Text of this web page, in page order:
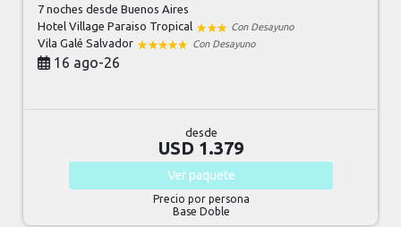
7 nochesdesde Buenos Aires
Hotel Village Paraiso Tropical
Con Desayuno
Vila Galé Salvador Con Desayuno
16 ago-26
desde
USD 1.379
Ver paquete
Precio por persona
Base Doble